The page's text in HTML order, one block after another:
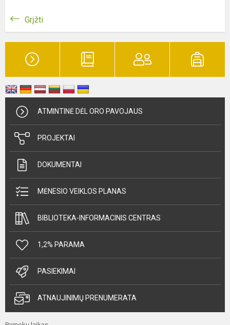
Grįžti
ATMINTINĖ DĖL ORO PAVOJAUS
PROJEKTAI
DOKUMENTAI
MĖNESIO VEIKLOS PLANAS
BIBLIOTEKA-INFORMACINIS CENTRAS
1,2% PARAMA
PASIEKIMAI
ATNAUJINIMŲ PRENUMERATA